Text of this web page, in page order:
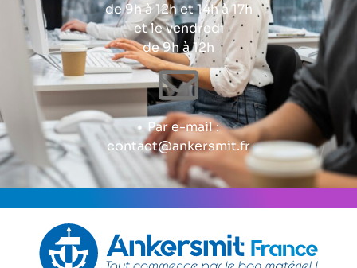
de 9h à 12h et 14h à 17h
et le vendredi
de 9h à 12h
Par e-mail :
contact@ankersmit.fr